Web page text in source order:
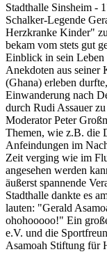
Stadthalle Sinsheim -
Schalker-Legende
Herzkranke Kinder"
bekam vom stets gut
Einblick in sein Leben
Anekdoten aus seiner
(Ghana) erleben
Einwanderung nach
durch Rudi Assauer
Moderator Peter
Themen, wie z.B. die
Anfeindungen im
Zeit verging wie im
angesehen werden
äußerst spannende
Stadthalle dankte es
lauten: "Gerald
ohohooooo!" Ein
e.V. und die
Asamoah Stiftung für